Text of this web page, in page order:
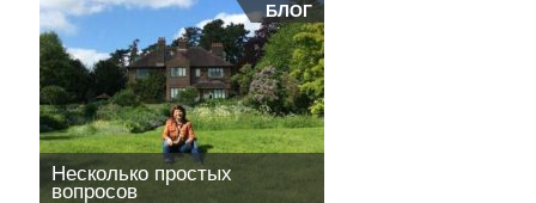
БЛОГ
Несколько простых
вопросов